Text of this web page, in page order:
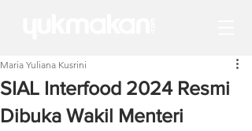
SIAL Interfood 2024 Resmi
Dibuka Wakil Menteri
Maria Yuliana Kusrini